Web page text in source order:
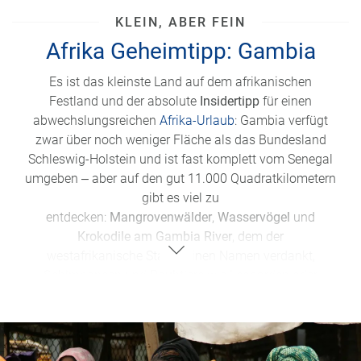
KLEIN, ABER FEIN
Afrika Geheimtipp: Gambia
Es ist das kleinste Land auf dem afrikanischen
Festland und der absolute Insidertipp für einen
abwechslungsreichen Afrika-Urlaub: Gambia verfügt
zwar über noch weniger Fläche als das Bundesland
Schleswig-Holstein und ist fast komplett vom Senegal
umgeben ‒ aber auf den gut 11.000 Quadratkilometern
gibt es viel zu
entdecken: Mangrovenwälder, Wasservögel und
Krokodile am Gambia River , dem der
westafrikanische Staat seinen Namen verdankt,
traumhafteSandstrände
an der Atlantikküste.
Kurzum: Das Land bietet vielAfrika
auf wenig Raum